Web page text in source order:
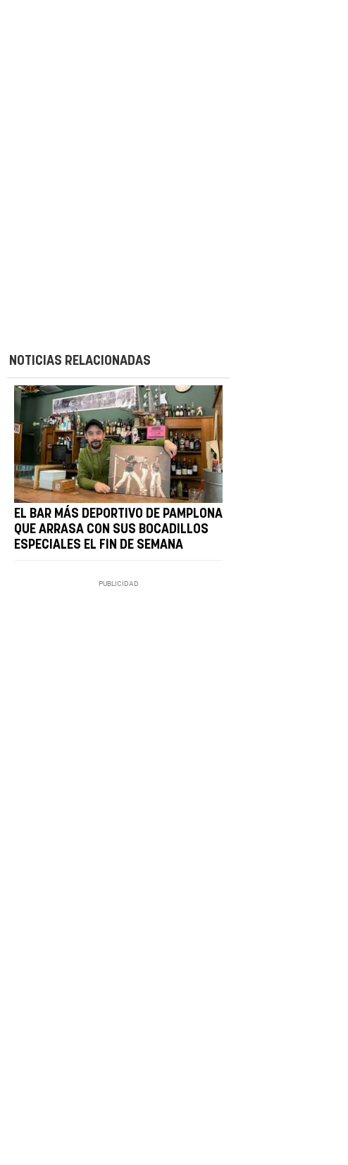
NOTICIAS RELACIONADAS
EL BAR MÁS DEPORTIVO DE PAMPLONA
QUE ARRASA CON SUS BOCADILLOS
ESPECIALES EL FIN DE SEMANA